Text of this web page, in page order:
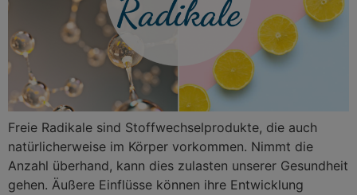
Freie Radikale sind Stoffwechselprodukte, die auch
natürlicherweise im Körper vorkommen. Nimmt die
Anzahl überhand, kann dies zulasten unserer Gesundheit
gehen. Äußere Einflüsse können ihre Entwicklung